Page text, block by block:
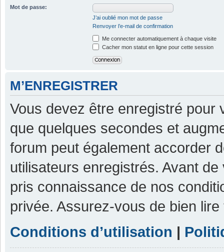
Mot de passe:
J’ai oublié mon mot de passe
Renvoyer l’e-mail de confirmation
Me connecter automatiquement à chaque visite
Cacher mon statut en ligne pour cette session
M’ENREGISTRER
Vous devez être enregistré pour
que quelques secondes et
forum peut également accorder
utilisateurs enregistrés. Avant
pris connaissance de nos
privée. Assurez-vous de bien
Conditions d’utilisation |